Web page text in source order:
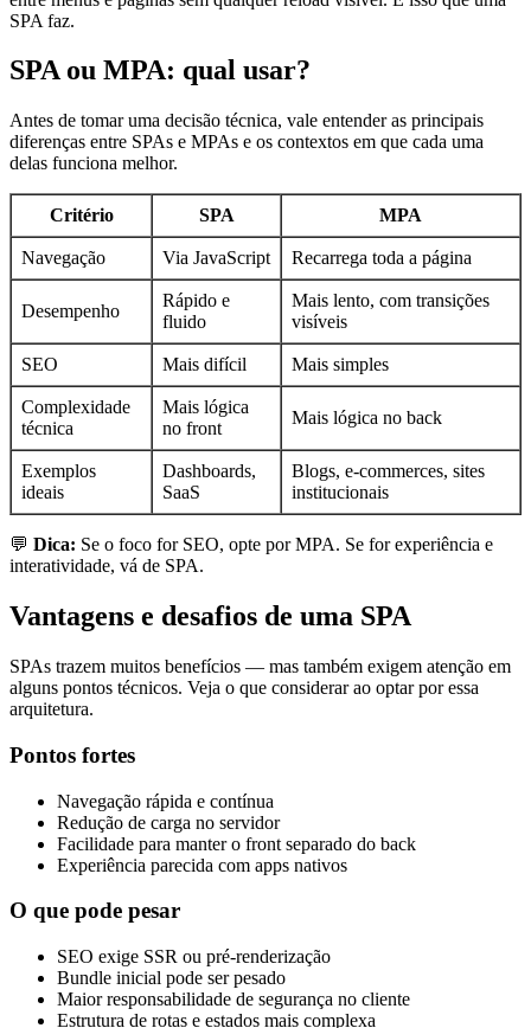
SPA faz.
SPA ou MPA: qual usar?
Antes de tomar uma decisão técnica, vale entender as principais
diferenças entre SPAs e MPAs e os contextos em que cada uma
delas funciona melhor.
Critério SPA MPA
Navegação Via JavaScript Recarrega toda a página
Desempenho
Rápido e
fluido
Mais lento, com transições
visíveis
SEO Mais difícil Mais simples
Complexidade
técnica
Mais lógica
no front
Mais lógica no back
Exemplos
ideais
Dashboards,
SaaS
Blogs, e-commerces, sites
institucionais
💬 Dica: Se o foco for SEO, opte por MPA. Se for experiência e
interatividade, vá de SPA.
Vantagens e desafios de uma SPA
SPAs trazem muitos benefícios — mas também exigem atenção em
alguns pontos técnicos. Veja o que considerar ao optar por essa
arquitetura.
Pontos fortes
Navegação rápida e contínua
Redução de carga no servidor
Facilidade para manter o front separado do back
Experiência parecida com apps nativos
O que pode pesar
SEO exige SSR ou pré-renderização
Bundle inicial pode ser pesado
Maior responsabilidade de segurança no cliente
Estrutura de rotas e estados mais complexa